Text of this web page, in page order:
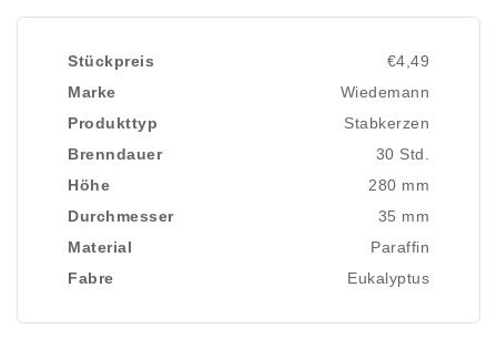
Stückpreis
€4,49
Marke
Wiedemann
Produkttyp
Stabkerzen
Brenndauer
30 Std.
Höhe
280 mm
Durchmesser
35 mm
Material
Paraffin
Fabre
Eukalyptus